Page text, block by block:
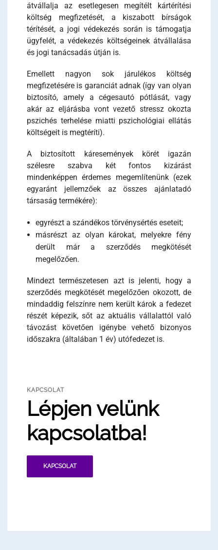
átvállalja az esetlegesen megítélt kártérítési
költség megfizetését, a kiszabott bírságok
térítését, a jogi védekezés során is támogatja
ügyfelét, a védekezés költségeinek átvállalása
és jogi tanácsadás útján is.
Emellett nagyon sok járulékos költség
megfizetésére is garanciát adnak (így van olyan
biztosító, amely a cégesautó pótlását, vagy
akár az eljárásba vont vezető stressz okozta
pszichés terhelése miatti pszichológiai ellátás
költségeit is megtéríti).
A biztosított káresemények körét igazán
szélesre szabva két fontos kizárást
mindenképpen érdemes megemlítenünk (ezek
egyaránt jellemzőek az összes ajánlatadó
társaság termékére):
egyrészt a szándékos törvénysértés eseteit;
másrészt az olyan károkat, melyekre fény
derült már a szerződés megkötését
megelőzően.
Mindezt természetesen azt is jelenti, hogy a
szerződés megkötését megelőzően okozott, de
mindaddig felszínre nem került károk a fedezet
részét képezik, sőt az aktuális vállalattól való
távozást követően igénybe vehető bizonyos
időszakra (általában 1 év) utófedezet is.
KAPCSOLAT
Lépjen velünk
kapcsolatba!
KAPCSOLAT